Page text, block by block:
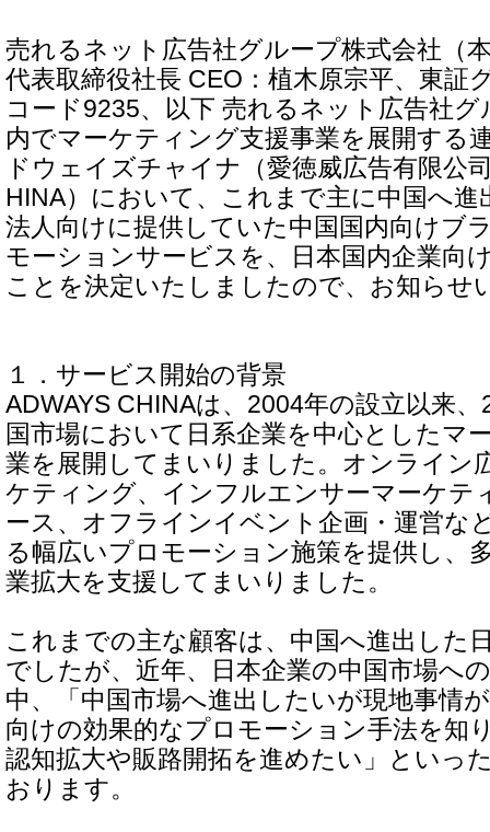
売れるネット広告社グループ株式会社（
代表取締役社長 CEO：植木原宗平、東証
コード9235、以下 売れるネット広告社
内でマーケティング支援事業を展開する
ドウェイズチャイナ（愛徳威広告有限公
HINA）において、これまで主に中国へ進
法人向けに提供していた中国国内向けブ
モーションサービスを、日本国内企業向
ことを決定いたしましたので、お知らせ
１．サービス開始の背景
ADWAYS CHINAは、2004年の設立以来
国市場において日系企業を中心としたマ
業を展開してまいりました。オンライン
ケティング、インフルエンサーマーケテ
ース、オフラインイベント企画・運営な
る幅広いプロモーション施策を提供し、
業拡大を支援してまいりました。
これまでの主な顧客は、中国へ進出した
でしたが、近年、日本企業の中国市場へ
中、「中国市場へ進出したいが現地事情
向けの効果的なプロモーション手法を知
認知拡大や販路開拓を進めたい」といっ
おります。